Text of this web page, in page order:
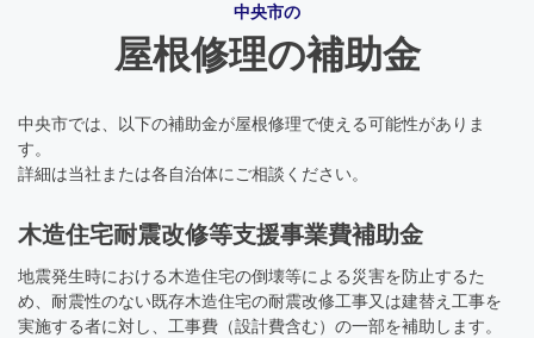
中央市の
屋根修理の補助金
中央市では、以下の補助金が屋根修理で使える可能性がありま
す。
詳細は当社または各自治体にご相談ください。
木造住宅耐震改修等支援事業費補助金
地震発生時における木造住宅の倒壊等による災害を防止するた
め、耐震性のない既存木造住宅の耐震改修工事又は建替え工事を
実施する者に対し、工事費（設計費含む）の一部を補助します。